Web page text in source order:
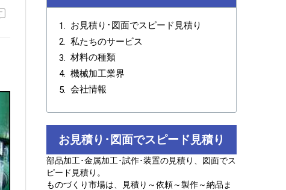
お見積り･図面でスピード見積り
私たちのサービス
材料の種類
機械加工業界
会社情報
お見積り･図面でスピード見積り
部品加工･金属加工･試作･装置の見積り、図面でス
ピード見積り。
ものづくり市場は、見積り～依頼～製作～納品ま